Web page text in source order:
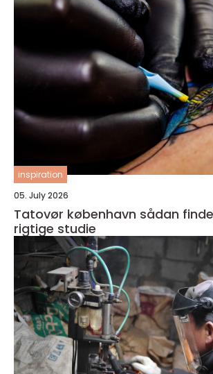
inspiration
05. July 2026
Tatovør københavn sådan finder du det
rigtige studie